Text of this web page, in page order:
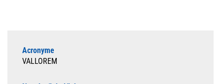
Acronyme
VALLOREM